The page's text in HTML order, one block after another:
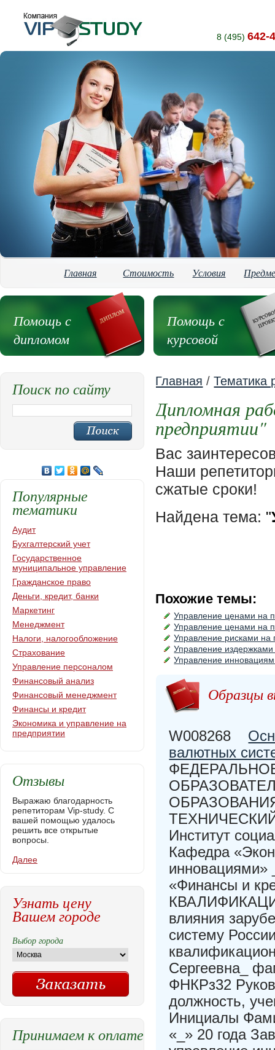
8 (495) 642-
Главная Стоимость Условия
Помощь с
дипломом
Помощь с
курсовой
Главная /Тематика
Дипломная
предприятии"
Вас
Наши
сжатые сроки!
Найдена тема: "
Похожие темы:
Управление ценами на
Управление ценами на
Управление рисками на
Управление
Управление
Образцы
W008268
валютных
Институт
Кафедра
инновациями»
«Финансы и
влияния
систему
Сергеевна_
ФНКРз32
должность,
Инициалы
«_» 20 года
Поиск по сайту
Популярные
тематики
Аудит
Бухгалтерский учет
Государственное
муниципальное управление
Гражданское право
Деньги, кредит, банки
Маркетинг
Менеджмент
Налоги, налогообложение
Страхование
Управление персоналом
Финансовый анализ
Финансовый менеджмент
Финансы и кредит
Экономика и управление на
предприятии
Отзывы
Выражаю благодарность
репетиторам Vip-study. С
вашей помощью удалось
решить все открытые
вопросы.
Далее
Узнать цену
Вашем городе
Выбор города
Принимаем к оплате